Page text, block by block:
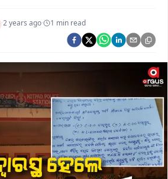
Argus Chalo Dekhein Apna Desh
·2 years ago· 1 min read